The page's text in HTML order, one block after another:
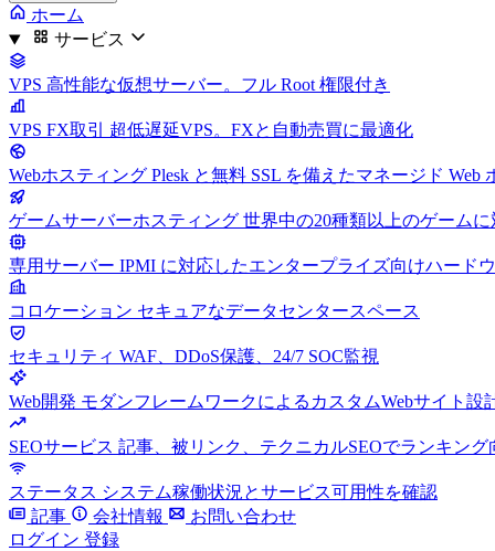
ホーム
サービス
VPS 高性能な仮想サーバー。フル Root 権限付き
VPS FX取引 超低遅延VPS。FXと自動売買に最適化
Webホスティング Plesk と無料 SSL を備えたマネージド Web
ゲームサーバーホスティング 世界中の20種類以上のゲーム
専用サーバー IPMI に対応したエンタープライズ向けハード
コロケーション セキュアなデータセンタースペース
セキュリティ WAF、DDoS保護、24/7 SOC監視
Web開発 モダンフレームワークによるカスタムWebサイト設
SEOサービス 記事、被リンク、テクニカルSEOでランキング
ステータス システム稼働状況とサービス可用性を確認
記事
会社情報
お問い合わせ
ログイン 登録